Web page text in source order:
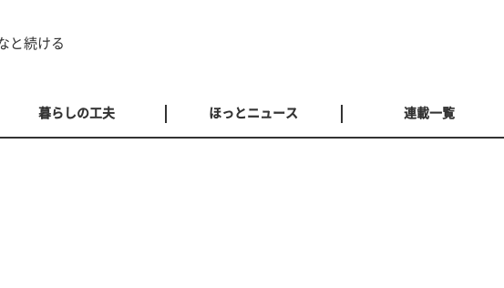
と続ける
暮らしの工夫 ほっとニュース 連載一覧